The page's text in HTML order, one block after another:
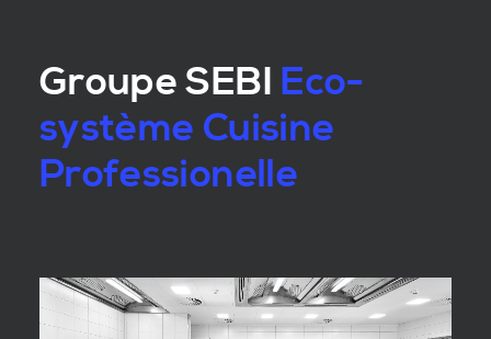
Groupe SEBI Eco-
système Cuisine
Professionelle